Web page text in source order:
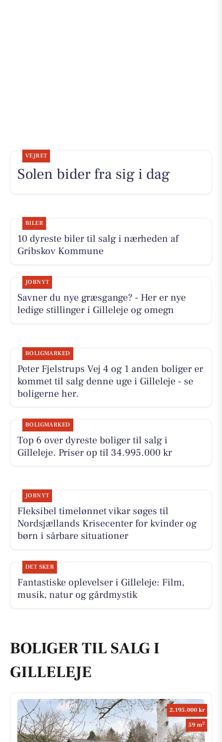
VEJRET
Solen bider fra sig i dag
BILER
10 dyreste biler til salg i nærheden af
Gribskov Kommune
JOBNYT
Savner du nye græsgange? - Her er nye
ledige stillinger i Gilleleje og omegn
BOLIGMARKED
Peter Fjelstrups Vej 4 og 1 anden boliger er
kommet til salg denne uge i Gilleleje - se
boligerne her.
BOLIGMARKED
Top 6 over dyreste boliger til salg i
Gilleleje. Priser op til 34.995.000 kr
JOBNYT
Fleksibel timelønnet vikar søges til
Nordsjællands Krisecenter for kvinder og
børn i sårbare situationer
DET SKER
Fantastiske oplevelser i Gilleleje: Film,
musik, natur og gårdmystik
BOLIGER TIL SALG I
GILLELEJE
2.195.000 kr
59 m2